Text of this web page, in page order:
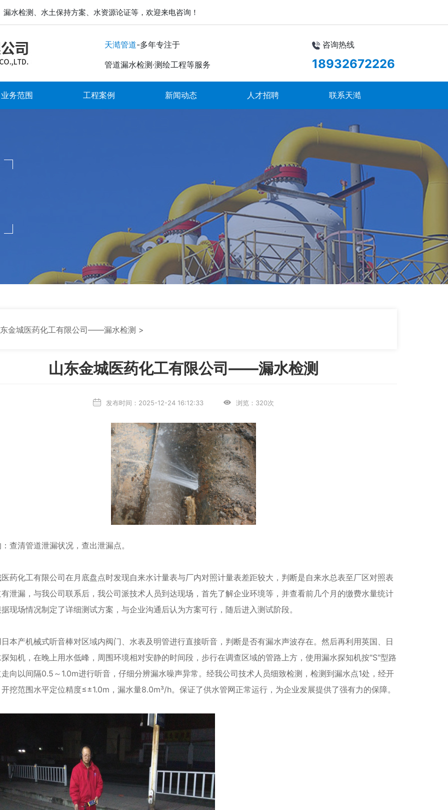
水检测、水土保持方案、水资源论证等，欢迎来电咨询！
天澔管道-多年专注于
管道漏水检测·测绘工程等服务
咨询热线
18932672226
业务范围 工程案例 新闻动态 人才招聘 联系天澔
金城医药化工有限公司——漏水检测 >
山东金城医药化工有限公司——漏水检测
发布时间：2025-12-24 16:12:33 浏览：320次
查清管道泄漏状况，查出泄漏点。
药化工有限公司在月底盘点时发现自来水计量表与厂内对照计量表差距较大，判断是自来水总表至厂区对照表
泄漏，与我公司联系后，我公司派技术人员到达现场，首先了解企业环境等，并查看前几个月的缴费水量统计
现场情况制定了详细测试方案，与企业沟通后认为方案可行，随后进入测试阶段。
本产机械式听音棒对区域内阀门、水表及明管进行直接听音，判断是否有漏水声波存在。然后再利用英国、日
知机，在晚上用水低峰，周围环境相对安静的时间段，步行在调查区域的管路上方，使用漏水探知机按"S"型路
向以间隔0.5～1.0m进行听音，仔细分辨漏水噪声异常。经我公司技术人员细致检测，检测到漏水点1处，经开
挖范围水平定位精度≤±1.0m，漏水量8.0m³/h。保证了供水管网正常运行，为企业发展提供了强有力的保障。